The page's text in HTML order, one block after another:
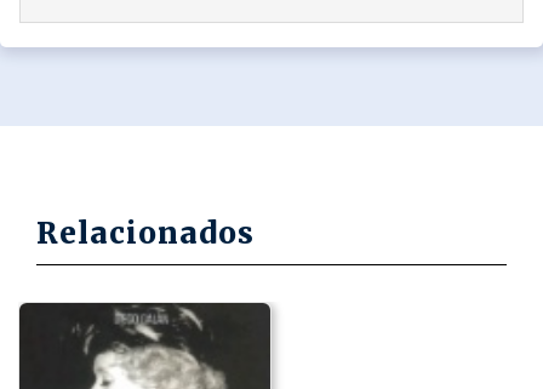
Relacionados